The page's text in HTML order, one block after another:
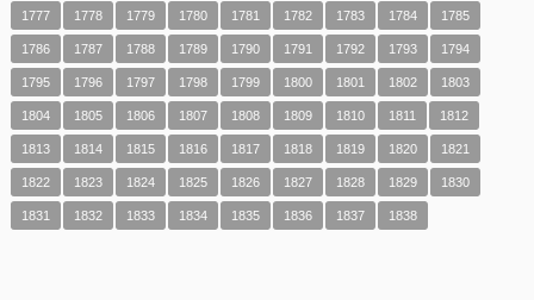
1777 1778 1779 1780 1781 1782 1783 1784 1785
1786 1787 1788 1789 1790 1791 1792 1793 1794
1795 1796 1797 1798 1799 1800 1801 1802 1803
1804 1805 1806 1807 1808 1809 1810 1811 1812
1813 1814 1815 1816 1817 1818 1819 1820 1821
1822 1823 1824 1825 1826 1827 1828 1829 1830
1831 1832 1833 1834 1835 1836 1837 1838